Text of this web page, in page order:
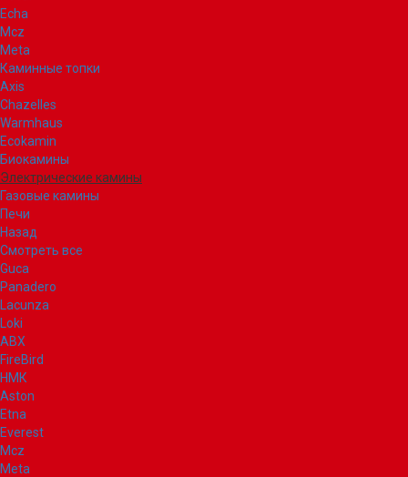
Echa
Mcz
Meta
Каминные топки
Axis
Chazelles
Warmhaus
Ecokamin
Биокамины
Электрические камины
Газовые камины
Печи
Назад
Смотреть все
Guca
Panadero
Lacunza
Loki
ABX
FireBird
НМК
Aston
Etna
Everest
Mcz
Meta